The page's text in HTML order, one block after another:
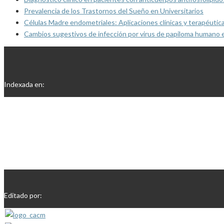
Prevalencia de los Trastornos del Sueño en Universitarios
Células Madre endometriales: Aplicaciones clínicas y
Cambios sugestivos de infección por virus de papiloma
Indexada en:
Editado por: